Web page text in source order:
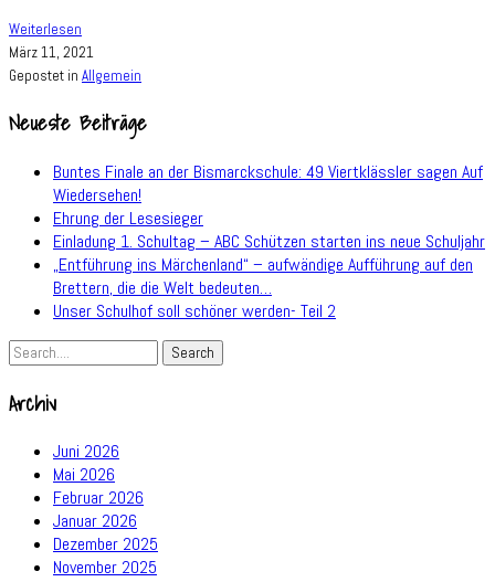
Weiterlesen
–
Unsere
Gemeinsam
wir
stark!!!
März 11, 2021
Gepostet in Allgemein
Neueste Beiträge
Buntes Finale an der Bismarckschule: 49 Viertklässler sagen Auf
Wiedersehen!
Ehrung der Lesesieger
Einladung 1. Schultag – ABC Schützen starten ins neue Schuljahr
„Entführung ins Märchenland“ – aufwändige Aufführung auf den
Brettern, die die Welt bedeuten…
Unser Schulhof soll schöner werden- Teil 2
Archiv
Juni 2026
Mai 2026
Februar 2026
Januar 2026
Dezember 2025
November 2025